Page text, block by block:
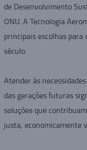
de Desenvolvimento
ONU. A Tecnologia
principais escolhas
século.
Atender às
das gerações futuras
soluções que
justa, economicamente